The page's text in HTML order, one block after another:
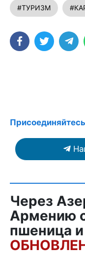
#ТУРИЗМ
Через
Армению
пшеница